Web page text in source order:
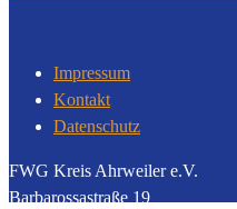
Impressum
Kontakt
Datenschutz
FWG Kreis Ahrweiler e.V.
Barbarossastraße 19